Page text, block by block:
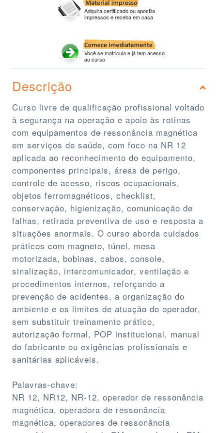
Adquira certificado ou apostila
impressos e receba em casa
Você se matricula e já tem acesso
ao curso
Descrição
Curso livre de qualificação profissional voltado
à segurança na operação e apoio às rotinas
com equipamentos de ressonância magnética
em serviços de saúde, com foco na NR 12
aplicada ao reconhecimento do equipamento,
componentes principais, áreas de perigo,
controle de acesso, riscos ocupacionais,
objetos ferromagnéticos, checklist,
conservação, higienização, comunicação de
falhas, retirada preventiva de uso e resposta a
situações anormais. O curso aborda cuidados
práticos com magneto, túnel, mesa
motorizada, bobinas, cabos, console,
sinalização, intercomunicador, ventilação e
procedimentos internos, reforçando a
prevenção de acidentes, a organização do
ambiente e os limites de atuação do operador,
sem substituir treinamento prático,
autorização formal, POP institucional, manual
do fabricante ou exigências profissionais e
sanitárias aplicáveis.
Palavras-chave:
NR 12, NR12, NR-12, operador de ressonância
magnética, operadora de ressonância
magnética, operadores de ressonância